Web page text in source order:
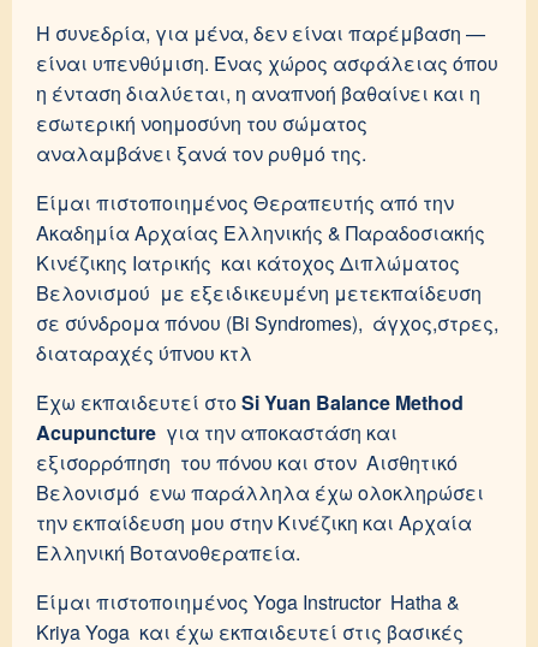
Η συνεδρία, για μένα, δεν είναι παρέμβαση —
είναι υπενθύμιση. Ένας χώρος ασφάλειας όπου
η ένταση διαλύεται, η αναπνοή βαθαίνει και η
εσωτερική νοημοσύνη του σώματος
αναλαμβάνει ξανά τον ρυθμό της.
Είμαι πιστοποιημένος Θεραπευτής από την
Ακαδημία Αρχαίας Ελληνικής & Παραδοσιακής
Κινέζικης Ιατρικής και κάτοχος Διπλώματος
Βελονισμού με εξειδικευμένη μετεκπαίδευση
σε σύνδρομα πόνου (Bi Syndromes), άγχος,στρες,
διαταραχές ύπνου κτλ
Έχω εκπαιδευτεί στοSi Yuan Balance Method
Acupuncture για την αποκαστάση και
εξισορρόπηση του πόνου και στον Αισθητικό
Βελονισμό ενω παράλληλα έχω ολοκληρώσει
την εκπαίδευση μου στην Κινέζικη και Αρχαία
Ελληνική Βοτανοθεραπεία.
Είμαι πιστοποιημένος Yoga Instructor Hatha &
Kriya Yoga και έχω εκπαιδευτεί στις βασικές